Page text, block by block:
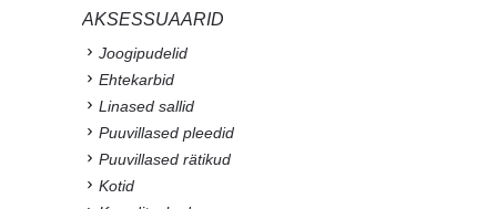
AKSESSUAARID
Joogipudelid
Ehtekarbid
Linased sallid
Puuvillased pleedid
Puuvillased rätikud
Kotid